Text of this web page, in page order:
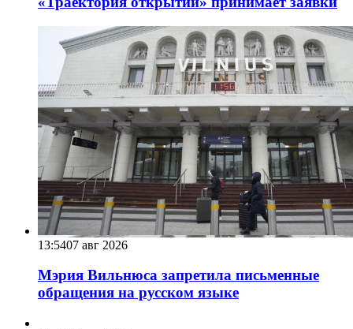
13:5407 авг 2026
Мэрия Вильнюса запретила письменные
обращения на русском языке